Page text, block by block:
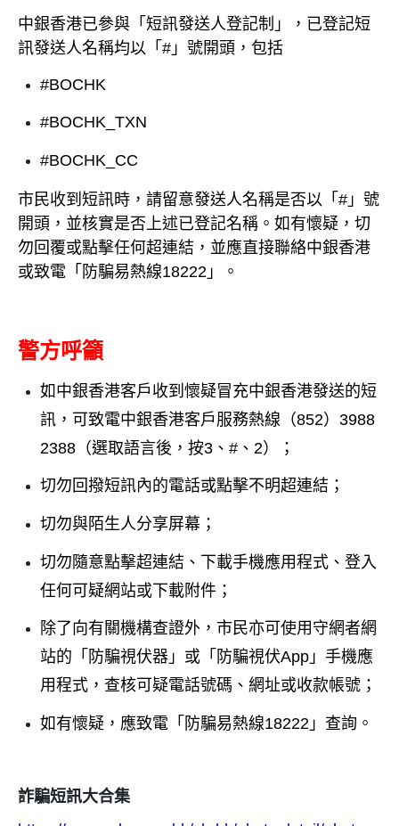
中銀香港已參與「短訊發送人登記制」，已登記短
訊發送人名稱均以「#」號開頭，包括
#BOCHK
#BOCHK_TXN
#BOCHK_CC
市民收到短訊時，請留意發送人名稱是否以「#」號
開頭，並核實是否上述已登記名稱。如有懷疑，切
勿回覆或點擊任何超連結，並應直接聯絡中銀香港
或致電「防騙易熱線18222」。
警方呼籲
如中銀香港客戶收到懷疑冒充中銀香港發送的短
訊，可致電中銀香港客戶服務熱線（852）3988
2388（選取語言後，按3、#、2）；
切勿回撥短訊內的電話或點擊不明超連結；
切勿與陌生人分享屏幕；
切勿隨意點擊超連結、下載手機應用程式、登入
任何可疑網站或下載附件；
除了向有關機構查證外，市民亦可使用守網者網
站的「防騙視伏器」或「防騙視伏App」手機應
用程式，查核可疑電話號碼、網址或收款帳號；
如有懷疑，應致電「防騙易熱線18222」查詢。
詐騙短訊大合集